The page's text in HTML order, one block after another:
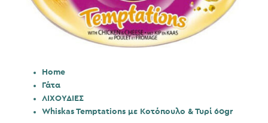
Home
Γάτα
ΛΙΧΟΥΔΙΕΣ
Whiskas Temptations με Κοτόπουλο & Τυρί 60gr